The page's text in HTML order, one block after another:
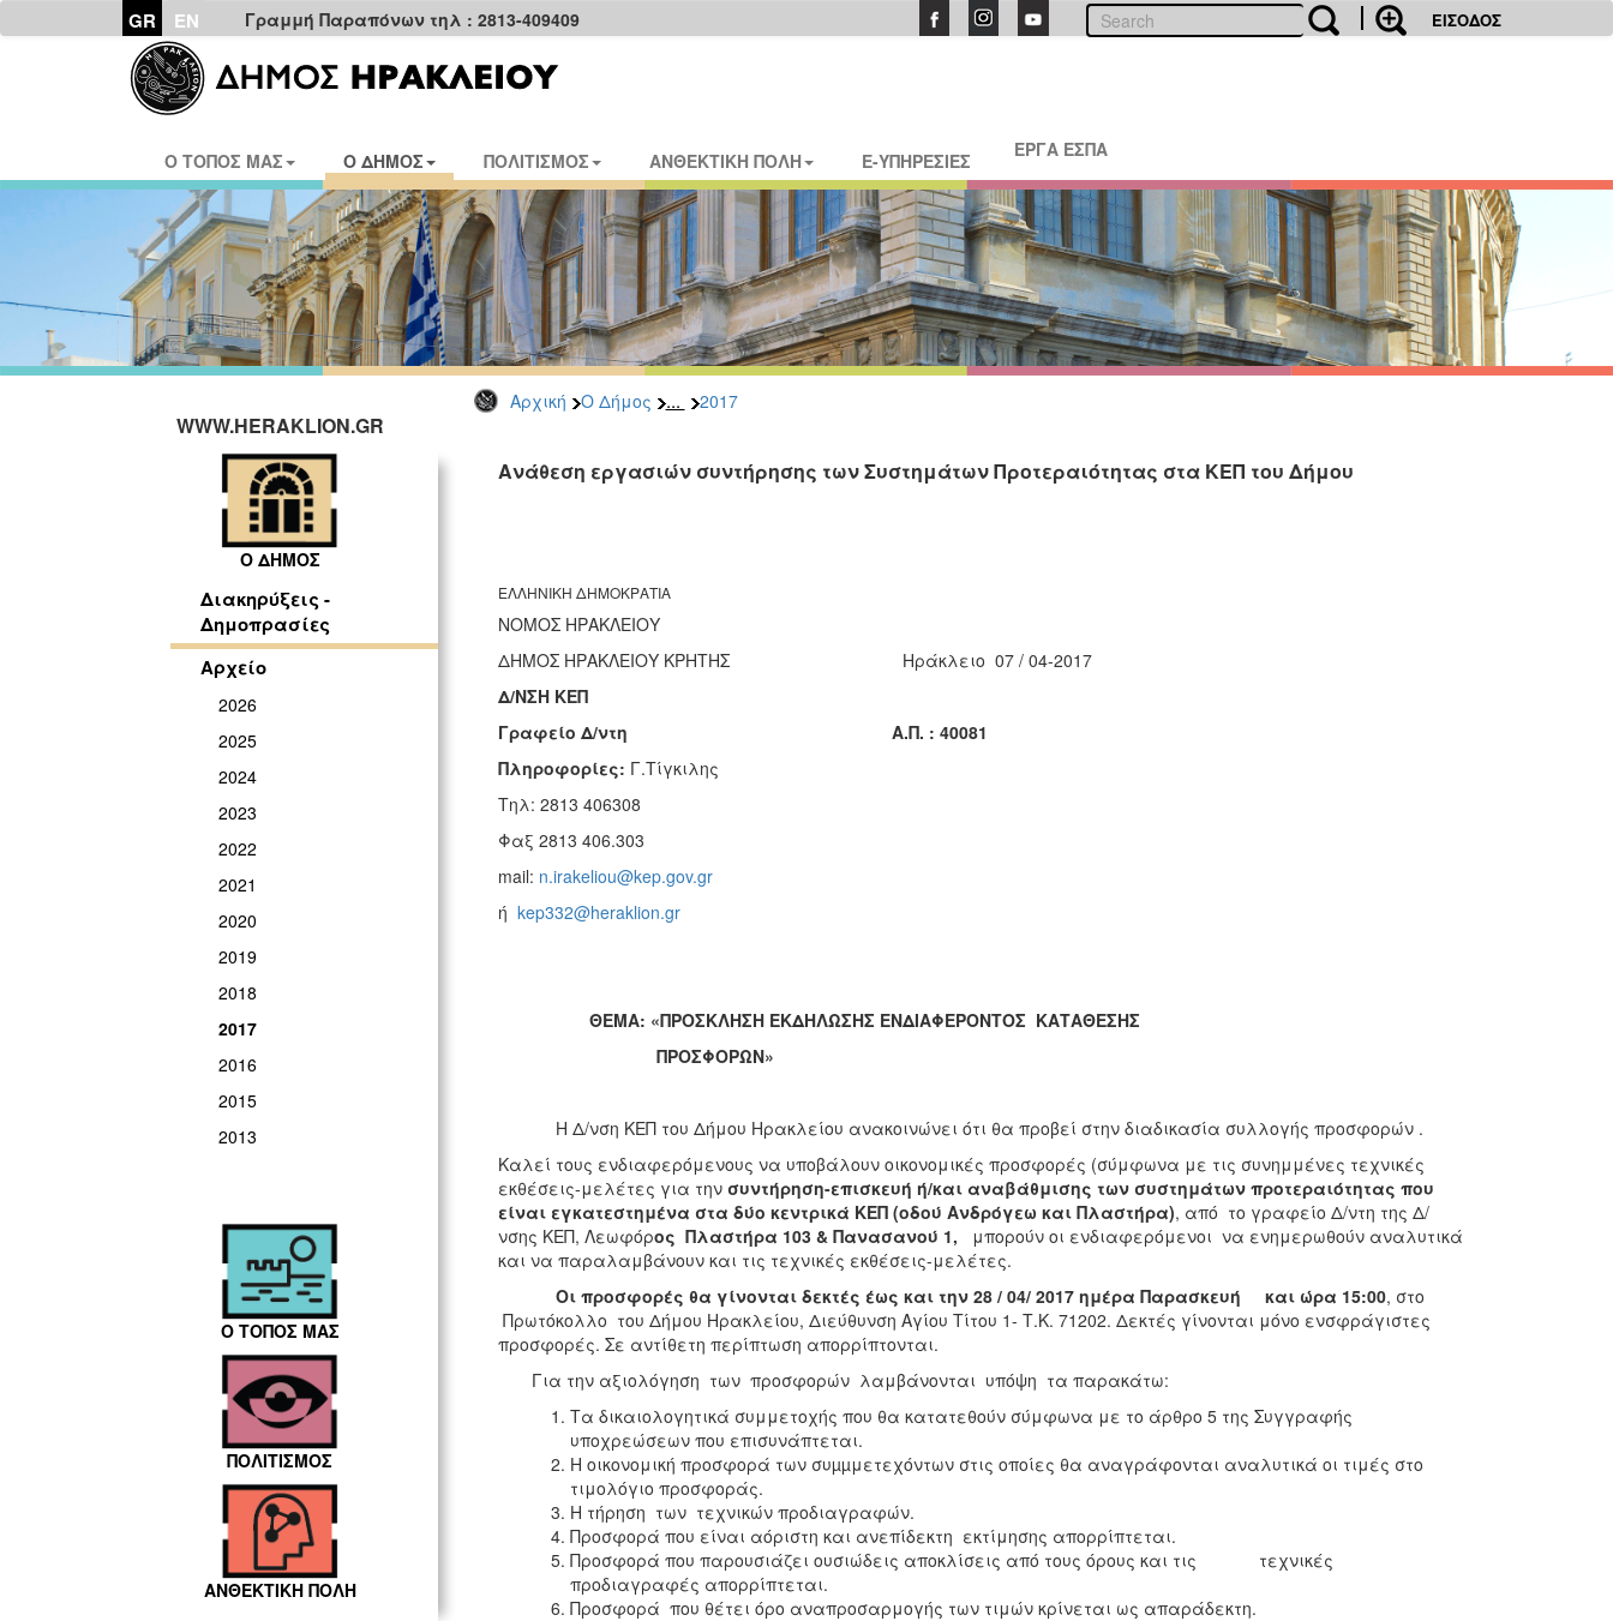
GR EN Γραμμή Παραπόνων τηλ : 2813-409409 ΕΙΣΟΔΟΣ
Ο ΤΟΠΟΣ ΜΑΣ Ο ΔΗΜΟΣ ΠΟΛΙΤΙΣΜΟΣ ΑΝΘΕΚΤΙΚΗ ΠΟΛΗ E-ΥΠΗΡΕΣΙΕΣ ΕΡΓΑ ΕΣΠΑ
Αρχική Ο Δήμος ... 2017
WWW.HERAKLION.GR
Ο ΔΗΜΟΣ
Διακηρύξεις -
Δημοπρασίες
Αρχείο
2026
2025
2024
2023
2022
2021
2020
2019
2018
2017
2016
2015
2013
Ο ΤΟΠΟΣ ΜΑΣ
ΠΟΛΙΤΙΣΜΟΣ
ΑΝΘΕΚΤΙΚΗ ΠΟΛΗ
Ανάθεση εργασιών συντήρησης των Συστημάτων Προτεραιότητας στα ΚΕΠ του Δήμου
ΕΛΛΗΝΙΚΗ ΔΗΜΟΚΡΑΤΙΑ
ΝΟΜΟΣ ΗΡΑΚΛΕΙΟΥ
ΔΗΜΟΣ ΗΡΑΚΛΕΙΟΥ ΚΡΗΤΗΣ Ηράκλειο 07 / 04-2017
Δ/ΝΣΗ ΚΕΠ
Γραφείο Δ/ντη Α.Π. : 40081
Πληροφορίες: Γ.Τίγκιλης
Τηλ: 2813 406308
Φαξ 2813 406.303
mail: n.irakeliou@kep.gov.gr
ή kep332@heraklion.gr
ΘΕΜΑ: «ΠΡΟΣΚΛΗΣΗ ΕΚΔΗΛΩΣΗΣ ΕΝΔΙΑΦΕΡΟΝΤΟΣ ΚΑΤΑΘΕΣΗΣ
ΠΡΟΣΦΟΡΩΝ»
Η Δ/νση ΚΕΠ του Δήμου Ηρακλείου ανακοινώνει ότι θα προβεί στην διαδικασία συλλογής προσφορών .
Καλεί τους ενδιαφερόμενους να υποβάλουν οικονομικές προσφορές (σύμφωνα με τις συνημμένες τεχνικές
εκθέσεις-μελέτες για την συντήρηση-επισκευή ή/και αναβάθμισης των συστημάτων προτεραιότητας που
είναι εγκατεστημένα στα δύο κεντρικά ΚΕΠ (οδού Ανδρόγεω και Πλαστήρα), από το γραφείο Δ/ντη της Δ/
νσης ΚΕΠ, Λεωφόρος Πλαστήρα 103 & Πανασανού 1,
μπορούν οι ενδιαφερόμενοι να ενημερωθούν αναλυτικά
και να παραλαμβάνουν και τις τεχνικές εκθέσεις-μελέτες.
Οι προσφορές θα γίνονται δεκτές έως και την 28 / 04/ 2017 ημέρα Παρασκευή και ώρα 15:00, στο
Πρωτόκολλο του Δήμου Ηρακλείου, Διεύθυνση Αγίου Τίτου 1- Τ.Κ. 71202. Δεκτές γίνονται μόνο ενσφράγιστες
προσφορές. Σε αντίθετη περίπτωση απορρίπτονται.
Για την αξιολόγηση των προσφορών λαμβάνονται υπόψη τα παρακάτω:
Τα δικαιολογητικά συμμετοχής που θα κατατεθούν σύμφωνα με το άρθρο 5 της Συγγραφής
υποχρεώσεων που επισυνάπτεται.
Η οικονομική προσφορά των συµµμετεχόντων στις οποίες θα αναγράφονται αναλυτικά οι τιμές στο
τιμολόγιο προσφοράς.
Η τήρηση των τεχνικών προδιαγραφών.
Προσφορά που είναι αόριστη και ανεπίδεκτη εκτίμησης απορρίπτεται.
Προσφορά που παρουσιάζει ουσιώδεις αποκλίσεις από τους όρους και τις τεχνικές
προδιαγραφές απορρίπτεται.
Προσφορά που θέτει όρο αναπροσαρμογής των τιμών κρίνεται ως απαράδεκτη.